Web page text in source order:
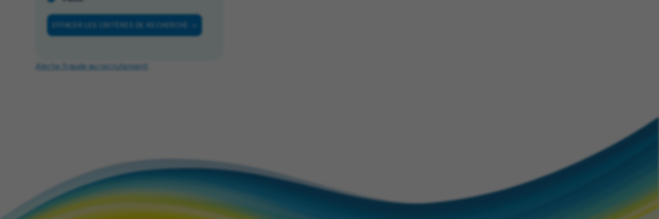
EFFACER LES CRITÈRES DE RECHERCHE
Alerte: fraude au recrutement